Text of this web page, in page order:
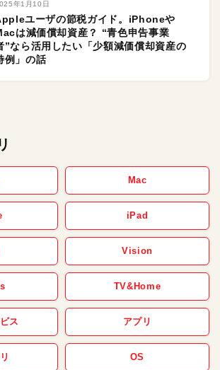
年1月10日
ユーザの節税ガイド。iPhoneや
は減価償却資産？ “青色申告事業
”なら活用したい「少額減価償却資産の
例」の話
Mac
iPad
Vision
TV&Home
ス アプリ
OS